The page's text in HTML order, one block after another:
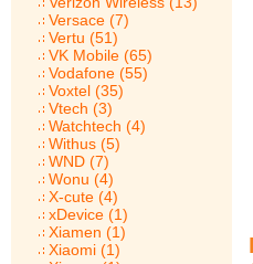
Versace (7)
Vertu (51)
VK Mobile (65)
Vodafone (55)
Voxtel (35)
Vtech (3)
Watchtech (4)
Withus (5)
WND (7)
Wonu (4)
X-cute (4)
xDevice (1)
Xiamen (1)
Xiaomi (1)